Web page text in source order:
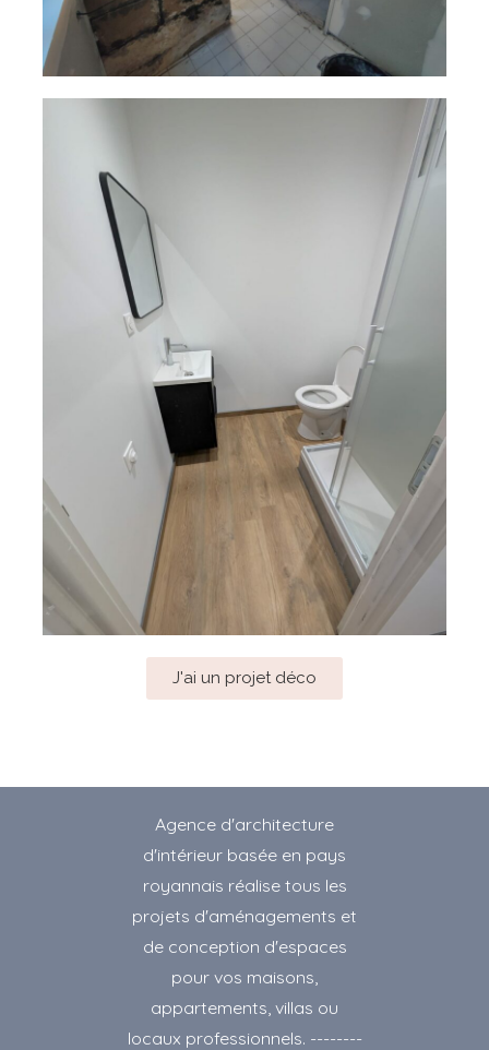
J'ai un projet déco
Agence d'architecture
d'intérieur basée en pays
royannais réalise tous les
projets d'aménagements et
de conception d'espaces
pour vos maisons,
appartements, villas ou
locaux professionnels. --------